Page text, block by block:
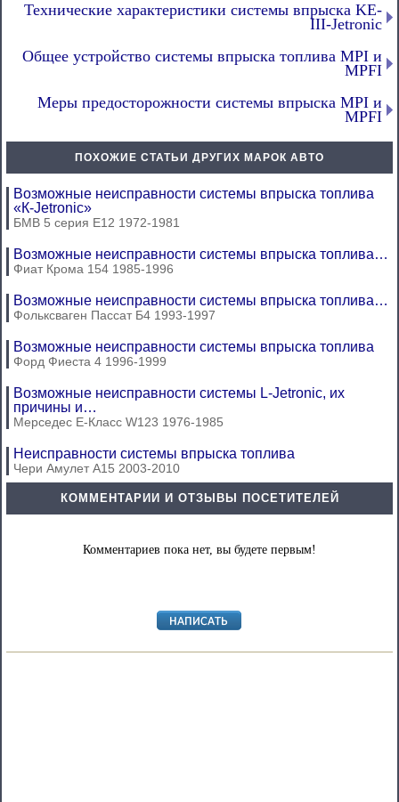
Технические характеристики системы впрыска KE-
III-Jetronic
Общее устройство системы впрыска топлива MPI и
MPFI
Меры предосторожности системы впрыска MPI и
MPFI
ПОХОЖИЕ СТАТЬИ ДРУГИХ МАРОК АВТО
Возможные неисправности системы впрыска топлива
«К-Jetronic»
БМВ 5 серия Е12 1972-1981
Возможные неисправности системы впрыска топлива…
Фиат Крома 154 1985-1996
Возможные неисправности системы впрыска топлива…
Фольксваген Пассат Б4 1993-1997
Возможные неисправности системы впрыска топлива
Форд Фиеста 4 1996-1999
Возможные неисправности системы L-Jetronic, их
причины и…
Мерседес E-Класс W123 1976-1985
Неисправности системы впрыска топлива
Чери Амулет А15 2003-2010
КОММЕНТАРИИ И ОТЗЫВЫ ПОСЕТИТЕЛЕЙ
Комментариев пока нет, вы будете первым!